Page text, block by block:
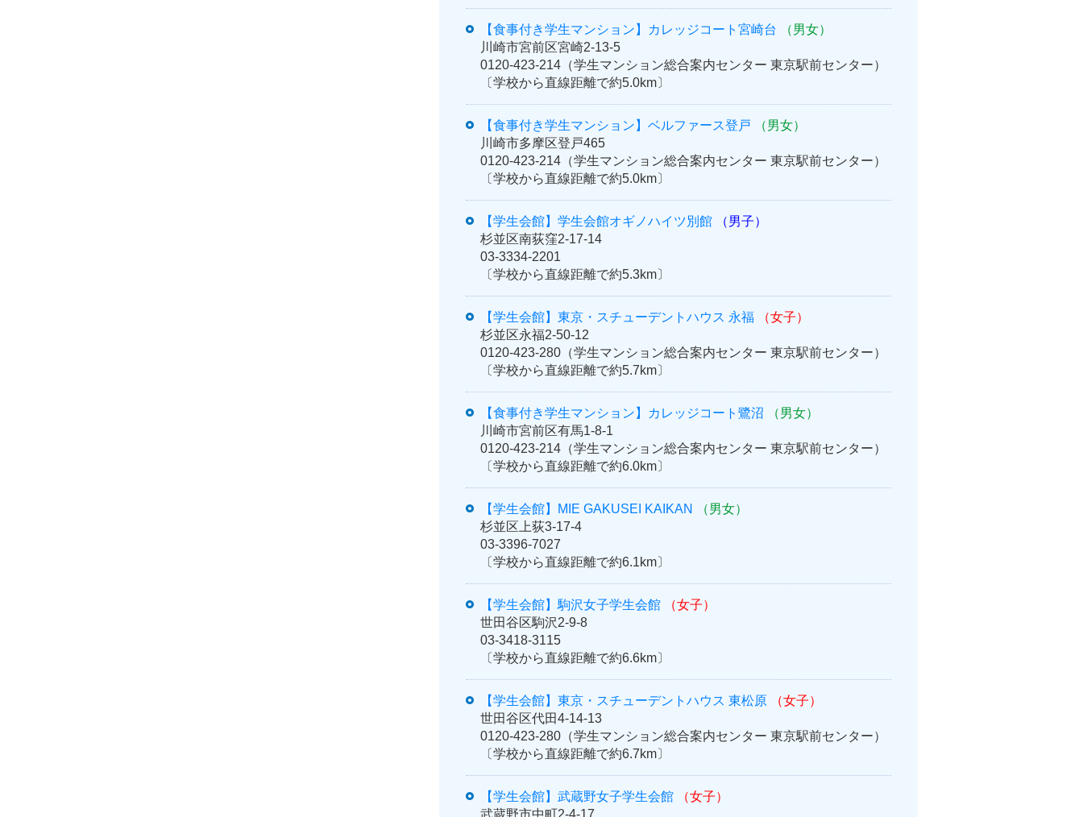
【食事付き学生マンション】カレッジコート宮崎台
（男女）
川崎市宮前区宮崎2-13-5
0120-423-214（学生マンション総合案内センター 東京駅前センター）
〔学校から直線距離で約5.0km〕
【食事付き学生マンション】ベルファース登戸
（男女）
川崎市多摩区登戸465
0120-423-214（学生マンション総合案内センター 東京駅前センター）
〔学校から直線距離で約5.0km〕
【学生会館】学生会館オギノハイツ別館
（男子）
杉並区南荻窪2-17-14
03-3334-2201
〔学校から直線距離で約5.3km〕
【学生会館】東京・スチューデントハウス 永福
（女子）
杉並区永福2-50-12
0120-423-280（学生マンション総合案内センター 東京駅前センター）
〔学校から直線距離で約5.7km〕
【食事付き学生マンション】カレッジコート鷺沼
（男女）
川崎市宮前区有馬1-8-1
0120-423-214（学生マンション総合案内センター 東京駅前センター）
〔学校から直線距離で約6.0km〕
【学生会館】MIE GAKUSEI KAIKAN
（男女）
杉並区上荻3-17-4
03-3396-7027
〔学校から直線距離で約6.1km〕
【学生会館】駒沢女子学生会館
（女子）
世田谷区駒沢2-9-8
03-3418-3115
〔学校から直線距離で約6.6km〕
【学生会館】東京・スチューデントハウス 東松原
（女子）
世田谷区代田4-14-13
0120-423-280（学生マンション総合案内センター 東京駅前センター）
〔学校から直線距離で約6.7km〕
【学生会館】武蔵野女子学生会館
（女子）
武蔵野市中町2-4-17